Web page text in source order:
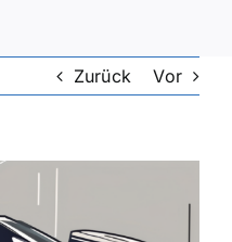
Zurück Vor